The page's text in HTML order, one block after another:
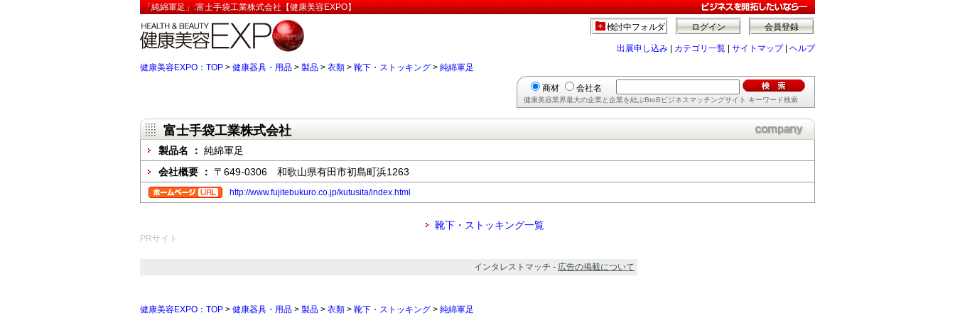
「純綿軍足」:富士手袋工業株式会社【健康美容EXPO】
会員登録
ログイン
検討中フォルダ
出展申し込み カテゴリ一覧 サイトマップ| ヘルプ
健康美容EXPO：TOP > 健康器具・用品 > 製品 > 衣類 > 靴下・ストッキング > 純綿軍足
商材 会社名
健康美容業界最大の企業と企業を結ぶBtoBビジネスマッチングサイト キーワード検索
富士手袋工業株式会社
製品名 ： 純綿軍足
会社概要 ： 〒649-0306 和歌山県有田市初島町浜1263
http://www.fujitebukuro.co.jp/kutusita/index.html
靴下・ストッキング一覧
PRサイト
インタレストマッチ - 広告の掲載について
健康美容EXPO：TOP > 健康器具・用品 > 製品 > 衣類 > 靴下・ストッキング > 純綿軍足